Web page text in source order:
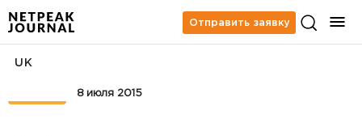
Отправить заявку
8 июля 2015
UK